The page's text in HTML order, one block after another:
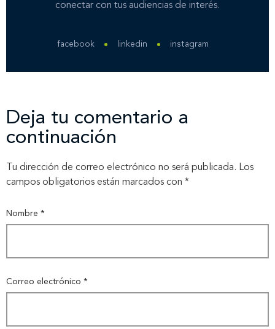
Novedades
Contáctanos
conectar con tus audiencias de interés.
facebook linkedin instagram
Deja tu comentario a
continuación
Tu dirección de correo electrónico no será publicada. Los
campos obligatorios están marcados con *
Nombre *
Correo electrónico *